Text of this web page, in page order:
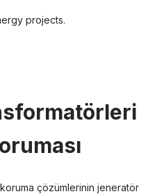
projects.
çözümlerinin jeneratör